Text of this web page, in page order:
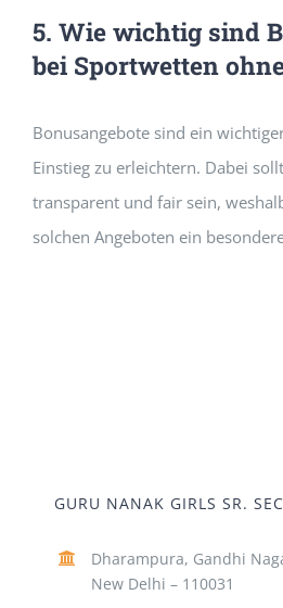
5. Wie wichtig sind
bei Sportwetten
Bonusangebote sind ein
Einstieg zu erleichtern. Dabei
transparent und fair sein,
solchen Angeboten ein
GURU NANAK GIRLS SR.
Dharampura, Gandhi
New Delhi – 110031